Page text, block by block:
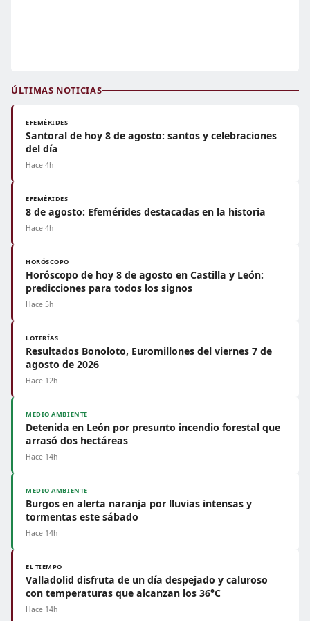
ÚLTIMAS NOTICIAS
EFEMÉRIDES
Santoral de hoy 8 de agosto: santos y celebraciones
del día
Hace 4h
EFEMÉRIDES
8 de agosto: Efemérides destacadas en la historia
Hace 4h
HORÓSCOPO
Horóscopo de hoy 8 de agosto en Castilla y León:
predicciones para todos los signos
Hace 5h
LOTERÍAS
Resultados Bonoloto, Euromillones del viernes 7 de
agosto de 2026
Hace 12h
MEDIO AMBIENTE
Detenida en León por presunto incendio forestal que
arrasó dos hectáreas
Hace 14h
MEDIO AMBIENTE
Burgos en alerta naranja por lluvias intensas y
tormentas este sábado
Hace 14h
EL TIEMPO
Valladolid disfruta de un día despejado y caluroso
con temperaturas que alcanzan los 36°C
Hace 14h